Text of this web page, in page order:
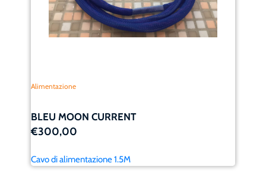
Alimentazione
BLEU MOON CURRENT
€300,00
Cavo di alimentazione 1.5M